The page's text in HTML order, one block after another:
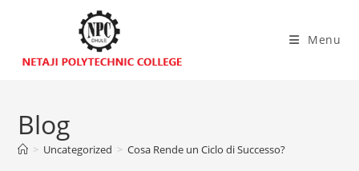
Menu
Blog
> Uncategorized > Cosa Rende un Ciclo di Successo?